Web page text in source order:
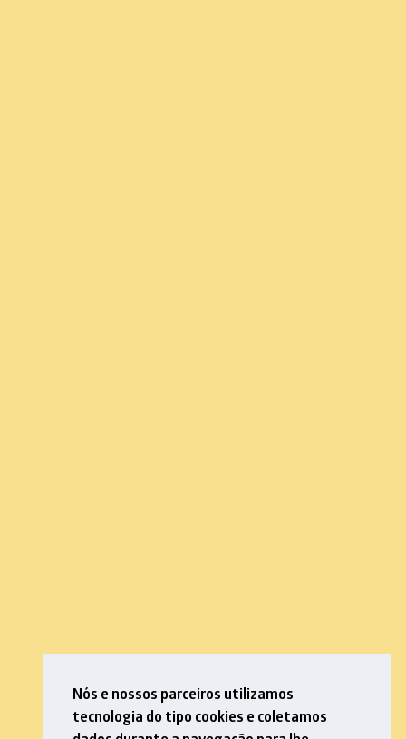
Nós e nossos parceiros utilizamos
tecnologia do tipo cookies e coletamos